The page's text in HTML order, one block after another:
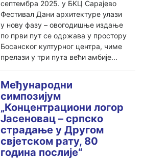
септембра 2025. у БКЦ Сарајево
Фестивал Дани архитектуре улази
у нову фазу – овогодишње издање
по први пут се одржава у простору
Босанског културног центра, чиме
прелази у три пута већи амбије...
Међународни
симпозијум
„Концентрациони логор
Јасеновац – српско
страдање у Другом
свјетском рату, 80
година послије“